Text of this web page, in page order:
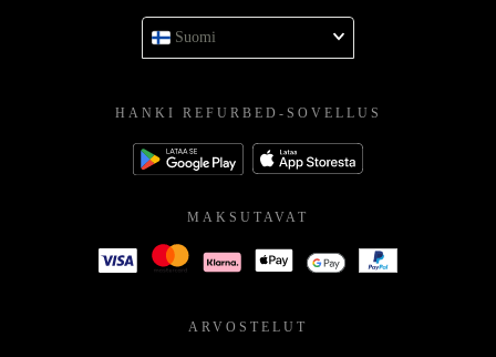
Suomi
HANKI REFURBED-SOVELLUS
MAKSUTAVAT
ARVOSTELUT